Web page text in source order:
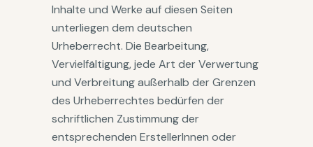
Inhalte und Werke auf diesen Seiten
unterliegen dem deutschen
Urheberrecht. Die Bearbeitung,
Vervielfältigung, jede Art der Verwertung
und Verbreitung außerhalb der Grenzen
des Urheberrechtes bedürfen der
schriftlichen Zustimmung der
entsprechenden ErstellerInnen oder